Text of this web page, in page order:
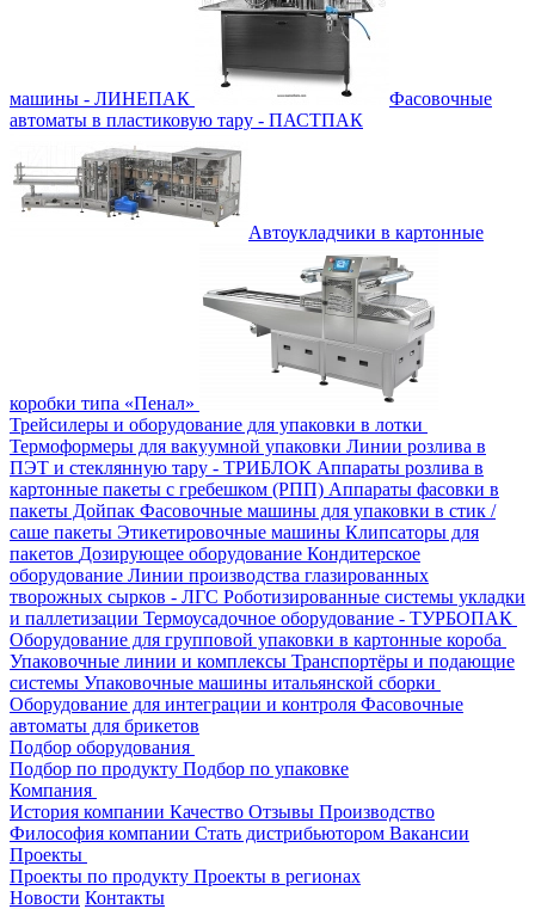
машины - ЛИНЕПАК
Фасовочные
автоматы в пластиковую тару - ПАСТПАК
Автоукладчики в картонные
коробки типа «Пенал»
Трейсилеры и оборудование для упаковки в лотки
Термоформеры для вакуумной упаковки Линии розлива в
ПЭТ и стеклянную тару - ТРИБЛОК Аппараты розлива в
картонные пакеты с гребешком (РПП) Аппараты фасовки в
пакеты Дойпак Фасовочные машины для упаковки в стик /
саше пакеты Этикетировочные машины Клипсаторы для
пакетов Дозирующее оборудование Кондитерское
оборудование Линии производства глазированных
творожных сырков - ЛГС Роботизированные системы укладки
и паллетизации Термоусадочное оборудование - ТУРБОПАК
Оборудование для групповой упаковки в картонные короба
Упаковочные линии и комплексы Транспортёры и подающие
системы Упаковочные машины итальянской сборки
Оборудование для интеграции и контроля Фасовочные
автоматы для брикетов
Подбор оборудования
Подбор по продукту Подбор по упаковке
Компания
История компании Качество Отзывы Производство
Философия компании Стать дистрибьютором Вакансии
Проекты
Проекты по продукту Проекты в регионах
Новости Контакты